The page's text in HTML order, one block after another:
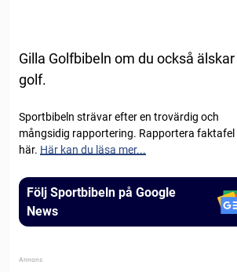
Gilla Golfbibeln om du också älskar
golf.
Sportbibeln strävar efter en trovärdig och
mångsidig rapportering. Rapportera faktafel
här. Här kan du läsa mer...
Följ Sportbibeln på Google
News